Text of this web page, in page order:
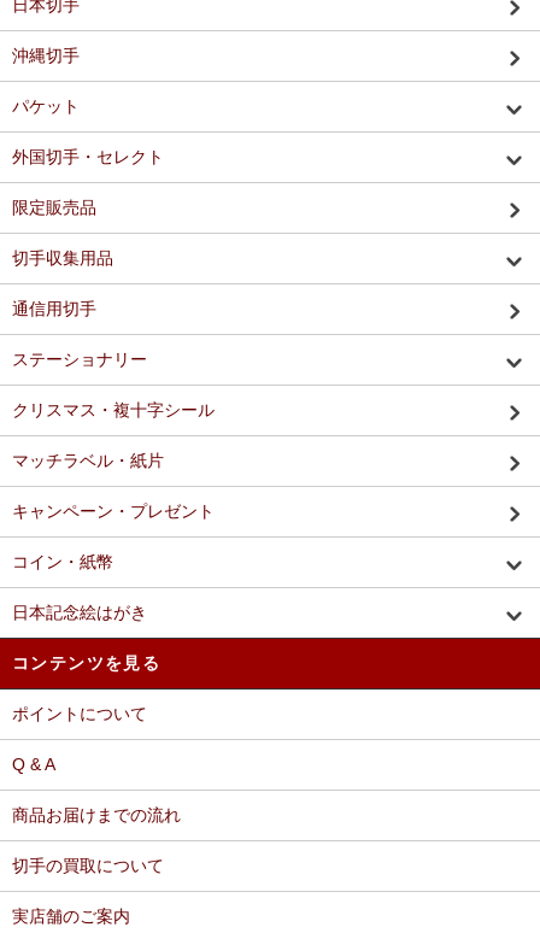
日本切手
沖縄切手
パケット
外国切手・セレクト
限定販売品
切手収集用品
通信用切手
ステーショナリー
クリスマス・複十字シール
マッチラベル・紙片
キャンペーン・プレゼント
コイン・紙幣
日本記念絵はがき
コンテンツを見る
ポイントについて
Q & A
商品お届けまでの流れ
切手の買取について
実店舗のご案内